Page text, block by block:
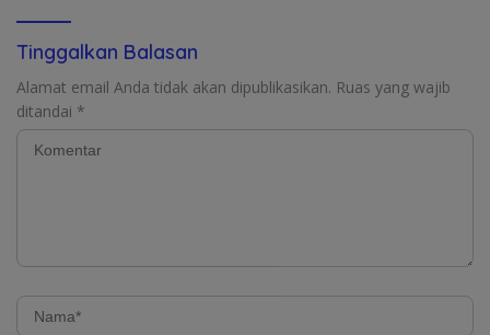
Tinggalkan Balasan
Alamat email Anda tidak akan dipublikasikan. Ruas yang wajib
ditandai *